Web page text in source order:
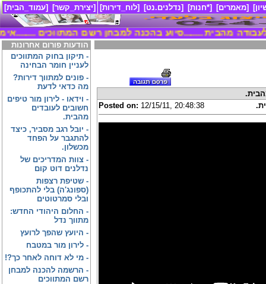
[עמוד_הבית] [יצירת_קשר] [לוח_דירות] [נדלנים.נט] [*חנות] [מאמרים]
........סיוע בהכנה למבחן רשם המתווכים ........אימון והכשרה בבית הספר לתווך נדל``ן עם
Posted on: 12/15/11, 20:48:38
הודעות פורום אחרונות
- תיקון בחוק המתווכים
לעניין חומר הבחינה
- פונים למתווך דירות?
מה כדאי לדעת
- וידאו - לירון מור טיפים
חשובים לעובדים
מהבית.
- יובל רגב מסביר, כיצד
להתגבר על הפחד
מכשלון.
- צוות המדריכים של
נדלנים דוט קום
- שטיפת רצפות
(ספונג'ה) בלי להתכופף
ובלי סמרטוטים
- החלום היהודי החדש:
מתווך נדל
- היועץ שהפך לרועץ
- לירון מור במטבח
- מי לא דוחה לאחר כך?!
- הרשמה להכנה למבחן
רשם המתווכים